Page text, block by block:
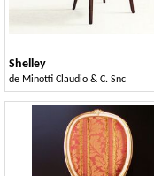
Shelley
de Minotti Claudio & C. Snc